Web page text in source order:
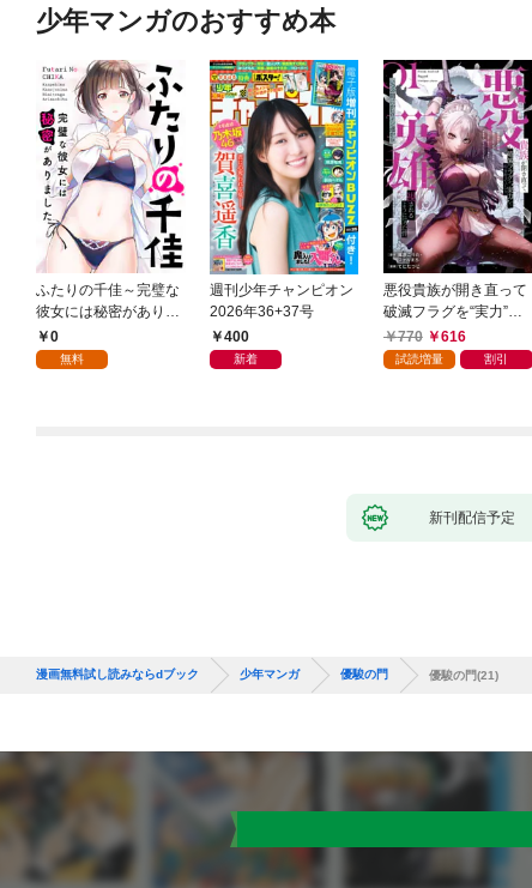
少年マンガのおすすめ本
ふたりの千佳～完璧な
彼女には秘密がありま
した(1)
0
無料
週刊少年チャンピオン
2026年36+37号
400
新着
悪役貴族が開き直って
破滅フラグを“実力”で
叩き折っていたら、い
つの間にかヒロイン達
770 616
試読増量 割引
新刊配信予定
漫画無料試し読みならdブック 少年マンガ 優駿の門 優駿の門(21)